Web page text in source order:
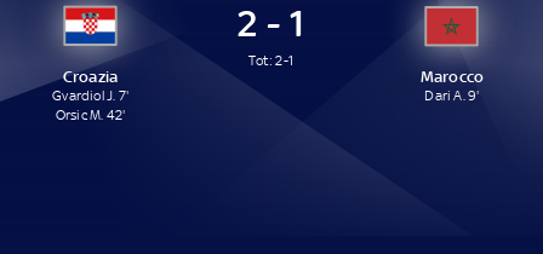
Croazia
Gvardiol J. 7'
Orsic M. 42'
2 - 1
Tot: 2-1
Marocco
Dari A. 9'